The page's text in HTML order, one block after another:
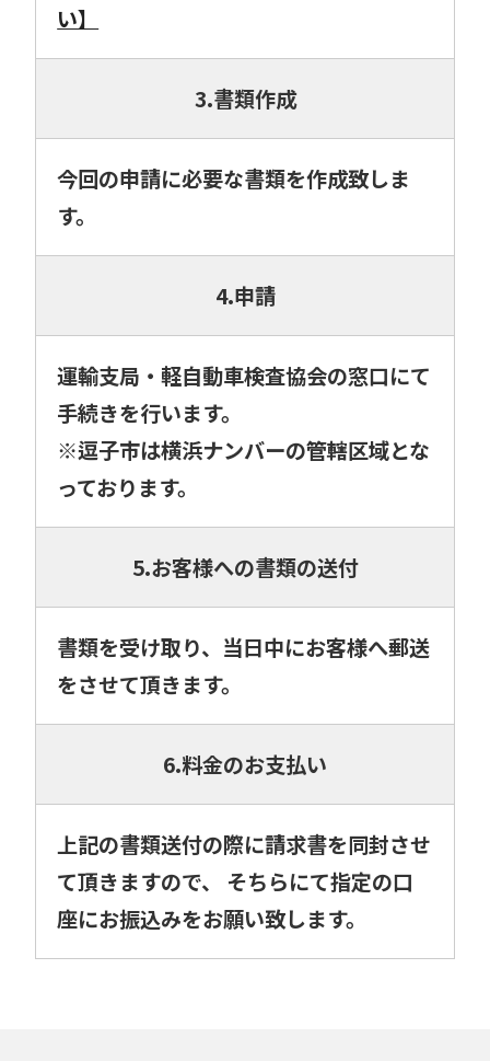
い】
3.書類作成
今回の申請に必要な書類を作成致しま
す。
4.申請
運輸支局・軽自動車検査協会の窓口にて
手続きを行います。
※逗子市は横浜ナンバーの管轄区域とな
っております。
5.お客様への書類の送付
書類を受け取り、当日中にお客様へ郵送
をさせて頂きます。
6.料金のお支払い
上記の書類送付の際に請求書を同封させ
て頂きますので、 そちらにて指定の口
座にお振込みをお願い致します。